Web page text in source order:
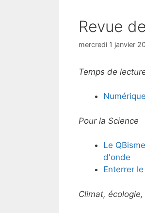
Revue
mercredi 1 janvier
Temps de
Pour la Science
Le
d'onde
Enterrer
Climat,